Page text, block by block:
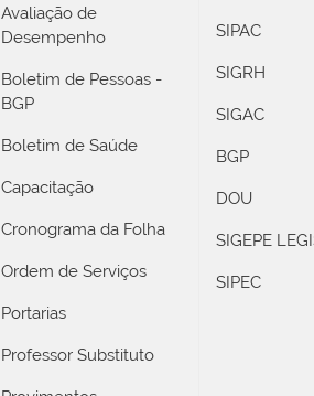
Avaliação de
Desempenho
Boletim de Pessoas -
BGP
Boletim de Saúde
Capacitação
Cronograma da Folha
Ordem de Serviços
Portarias
Professor Substituto
SIPAC
SIGRH
SIGAC
BGP
DOU
SIGEPE
SIPEC